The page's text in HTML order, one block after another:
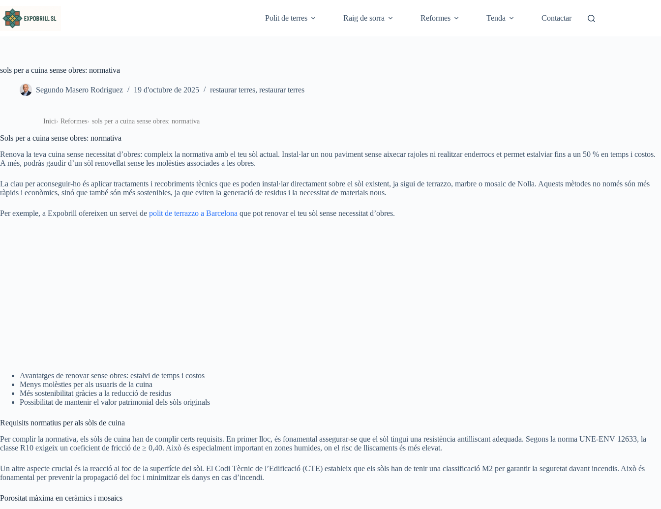
Polit de terres
Raig de sorra Reformes Tenda Contactar
sols per a cuina sense obres: normativa
Segundo Masero Rodriguez 19 d'octubre de 2025 restaurar terres, restaurar terres
Inici Reformes sols per a cuina sense obres: normativa
Sols per a cuina sense obres: normativa
Renova la teva cuina sense necessitat d’obres: compleix la normativa amb el teu sòl actual. Instal·lar un nou paviment sense aixecar rajoles ni realitzar enderrocs et permet estalviar fins a un 50 % en temps i costos.
A més, podràs gaudir d’un sòl renovellat sense les molèsties associades a les obres.
La clau per aconseguir-ho és aplicar tractaments i recobriments tècnics que es poden instal·lar directament sobre el sòl existent, ja sigui de terrazzo, marbre o mosaic de Nolla. Aquests mètodes no només són més
ràpids i econòmics, sinó que també són més sostenibles, ja que eviten la generació de residus i la necessitat de materials nous.
Per exemple, a Expobrill ofereixen un servei de polit de terrazzo a Barcelona que pot renovar el teu sòl sense necessitat d’obres.
Avantatges de renovar sense obres: estalvi de temps i costos
Menys molèsties per als usuaris de la cuina
Més sostenibilitat gràcies a la reducció de residus
Possibilitat de mantenir el valor patrimonial dels sòls originals
Requisits normatius per als sòls de cuina
Per complir la normativa, els sòls de cuina han de complir certs requisits. En primer lloc, és fonamental assegurar-se que el sòl tingui una resistència antilliscant adequada. Segons la norma UNE-ENV 12633, la
classe R10 exigeix un coeficient de fricció de ≥ 0,40. Això és especialment important en zones humides, on el risc de lliscaments és més elevat.
Un altre aspecte crucial és la reacció al foc de la superfície del sòl. El Codi Tècnic de l’Edificació (CTE) estableix que els sòls han de tenir una classificació M2 per garantir la seguretat davant incendis. Això és
fonamental per prevenir la propagació del foc i minimitzar els danys en cas d’incendi.
Porositat màxima en ceràmics i mosaics